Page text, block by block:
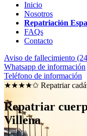
Inicio
Nosotros
Repatriación
FAQs
Contacto
Aviso de fallecimiento
Whatsapp de información
Teléfono de información
★★★★✩ Repatriar
Repatriar
Villena